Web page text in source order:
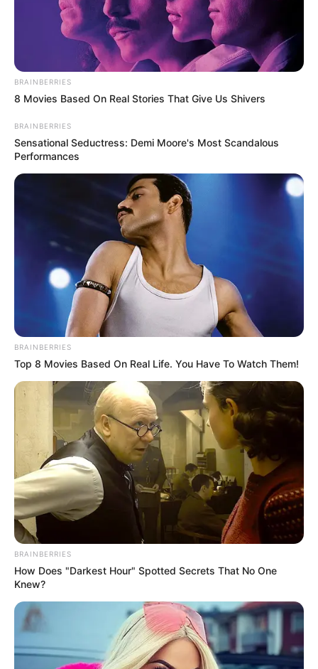
BRAINBERRIES
8 Movies Based On Real Stories That Give Us Shivers
BRAINBERRIES
Sensational Seductress: Demi Moore's Most Scandalous
Performances
BRAINBERRIES
Top 8 Movies Based On Real Life. You Have To Watch Them!
BRAINBERRIES
How Does "Darkest Hour" Spotted Secrets That No One
Knew?